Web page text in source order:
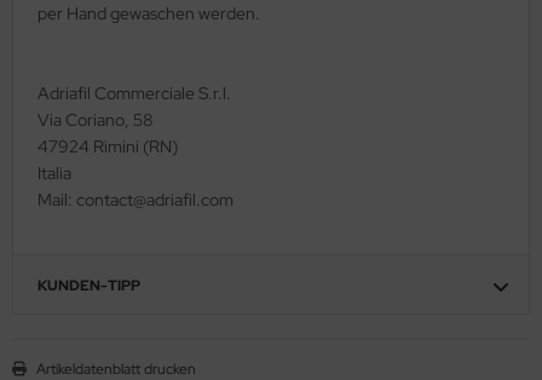
per Hand gewaschen werden.
Adriafil Commerciale S.r.l.
Via Coriano, 58
47924 Rimini (RN)
Italia
Mail: contact@adriafil.com
KUNDEN-TIPP
Artikeldatenblatt drucken